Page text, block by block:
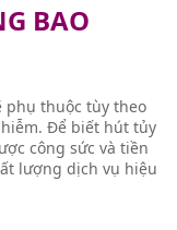
BAO
phụ thuộc tùy theo
Để biết hút tủy
công sức và tiền
lượng dịch vụ hiệu